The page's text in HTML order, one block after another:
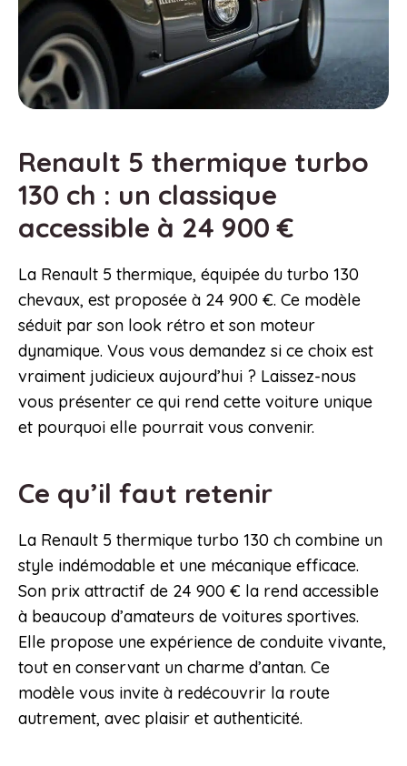
Renault 5 thermique turbo
130 ch : un classique
accessible à 24 900 €
La Renault 5 thermique, équipée du turbo 130
chevaux, est proposée à 24 900 €. Ce modèle
séduit par son look rétro et son moteur
dynamique. Vous vous demandez si ce choix est
vraiment judicieux aujourd’hui ? Laissez-nous
vous présenter ce qui rend cette voiture unique
et pourquoi elle pourrait vous convenir.
Ce qu’il faut retenir
La Renault 5 thermique turbo 130 ch combine un
style indémodable et une mécanique efficace.
Son prix attractif de 24 900 € la rend accessible
à beaucoup d’amateurs de voitures sportives.
Elle propose une expérience de conduite vivante,
tout en conservant un charme d’antan. Ce
modèle vous invite à redécouvrir la route
autrement, avec plaisir et authenticité.